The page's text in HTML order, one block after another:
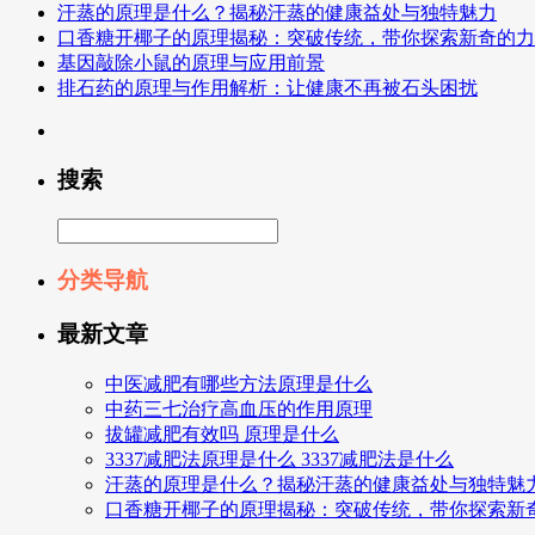
汗蒸的原理是什么？揭秘汗蒸的健康益处与独特魅力
口香糖开椰子的原理揭秘：突破传统，带你探索新奇的力
基因敲除小鼠的原理与应用前景
排石药的原理与作用解析：让健康不再被石头困扰
搜索
分类导航
最新文章
中医减肥有哪些方法原理是什么
中药三七治疗高血压的作用原理
拔罐减肥有效吗 原理是什么
3337减肥法原理是什么 3337减肥法是什么
汗蒸的原理是什么？揭秘汗蒸的健康益处与独特魅
口香糖开椰子的原理揭秘：突破传统，带你探索新